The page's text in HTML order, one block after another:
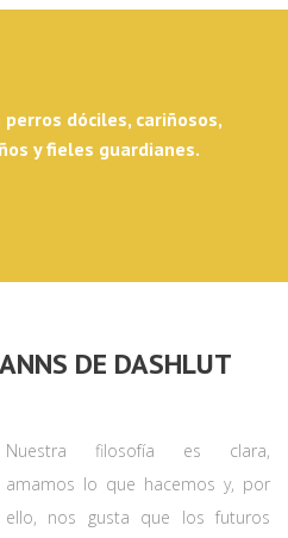
dóciles, cariñosos,
y fieles guardianes.
DE DASHLUT
Nuestra filosofía es clara,
amamos lo que hacemos y, por
ello, nos gusta que los futuros